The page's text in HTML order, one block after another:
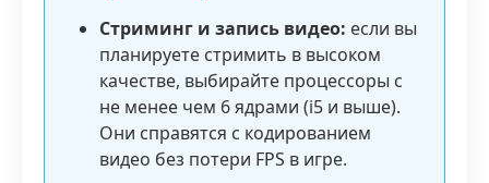
Стриминг и запись видео: если вы
планируете стримить в высоком
качестве, выбирайте процессоры с
не менее чем 6 ядрами (i5 и выше).
Они справятся с кодированием
видео без потери FPS в игре.